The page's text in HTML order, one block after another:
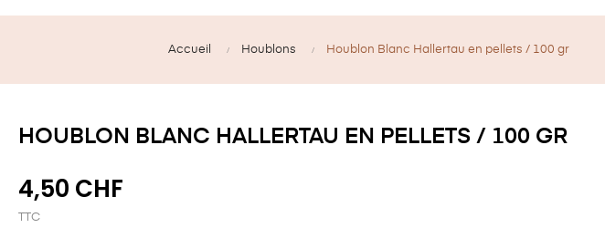
Accueil Houblons Houblon Blanc Hallertau en pellets / 100 gr
HOUBLON BLANC HALLERTAU EN PELLETS / 100 GR
4,50 CHF
TTC